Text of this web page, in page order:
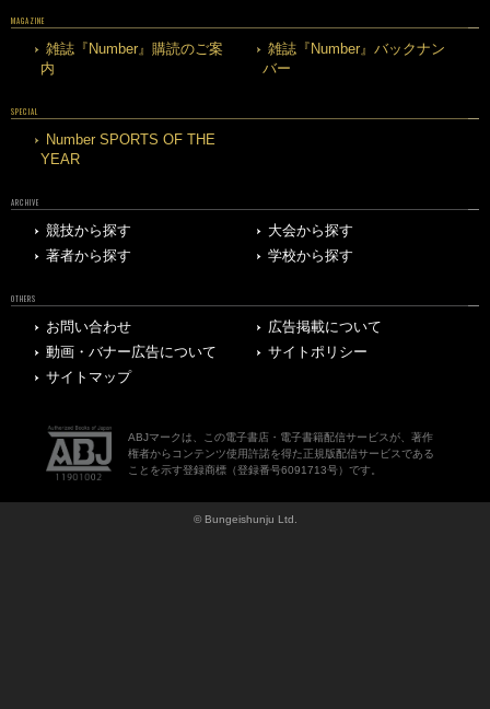
MAGAZINE
雑誌『Number』購読のご案
内
雑誌『Number』バックナン
バー
SPECIAL
Number SPORTS OF THE
YEAR
ARCHIVE
競技から探す
大会から探す
著者から探す
学校から探す
OTHERS
お問い合わせ
広告掲載について
動画・バナー広告について
サイトポリシー
サイトマップ
ABJマークは、この電子書店・電子書籍配信サービスが、著作
権者からコンテンツ使用許諾を得た正規版配信サービスである
ことを示す登録商標（登録番号6091713号）です。
© Bungeishunju Ltd.